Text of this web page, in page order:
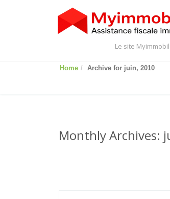
Le site
Home Archive for juin, 2010
Monthly Archives: